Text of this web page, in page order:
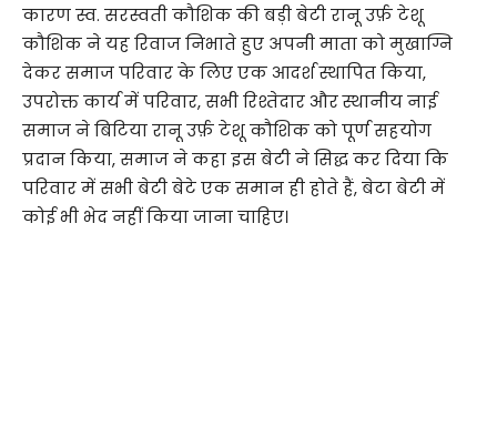
कारण स्व. सरस्वती कौशिक की बड़ी बेटी रानू उर्फ़ टेशू
कौशिक ने यह रिवाज निभाते हुए अपनी माता को मुखाग्नि
देकर समाज परिवार के लिए एक आदर्श स्थापित किया,
उपरोक्त कार्य में परिवार, सभी रिश्तेदार और स्थानीय नाई
समाज ने बिटिया रानू उर्फ़ टेशू कौशिक को पूर्ण सहयोग
प्रदान किया, समाज ने कहा इस बेटी ने सिद्ध कर दिया कि
परिवार में सभी बेटी बेटे एक समान ही होते हैं, बेटा बेटी में
कोई भी भेद नहीं किया जाना चाहिए।